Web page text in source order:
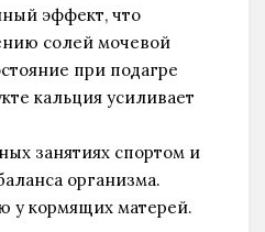
эффект, что
солей мочевой
при подагре
кальция усиливает
занятиях спортом и
организма.
у кормящих матерей.